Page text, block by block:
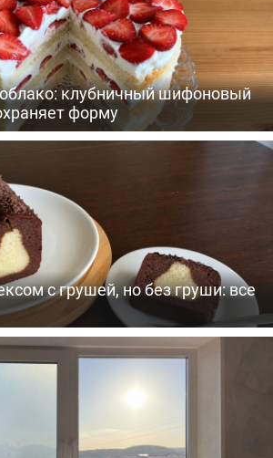
клубничный шифоновый
форму
с грушей, но без груши: все